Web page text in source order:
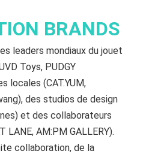
BRANDS
leaders mondiaux du jouet
Toys, PUDGY
locales (CAT.YUM,
des studios de design
et des collaborateurs
LANE, AM:PM GALLERY).
collaboration, de la